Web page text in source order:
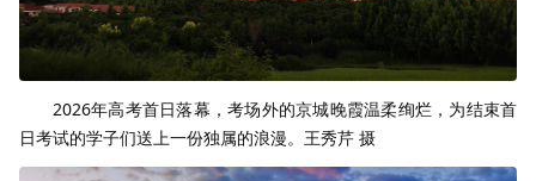
2026年高考首日落幕，考场外的京城晚霞温柔绚烂，为结束首
日考试的学子们送上一份独属的浪漫。王秀芹 摄